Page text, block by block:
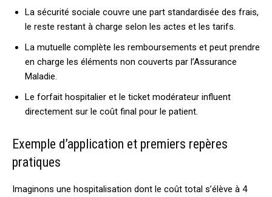
La sécurité sociale couvre une part standardisée des frais,
le reste restant à charge selon les actes et les tarifs.
La mutuelle complète les remboursements et peut prendre
en charge les éléments non couverts par l’Assurance
Maladie.
Le forfait hospitalier et le ticket modérateur influent
directement sur le coût final pour le patient.
Exemple d’application et premiers repères
pratiques
Imaginons une hospitalisation dont le coût total s’élève à 4